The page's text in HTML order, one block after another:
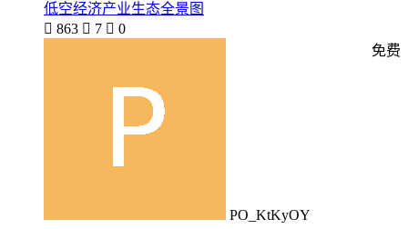
低空经济产业生态全景图
 863  7  0
PO_KtKyOY
免费